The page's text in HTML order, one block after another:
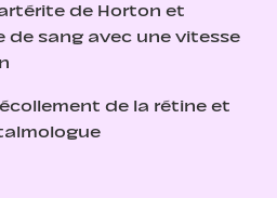
de Horton et
de sang avec une vitesse
de la rétine et